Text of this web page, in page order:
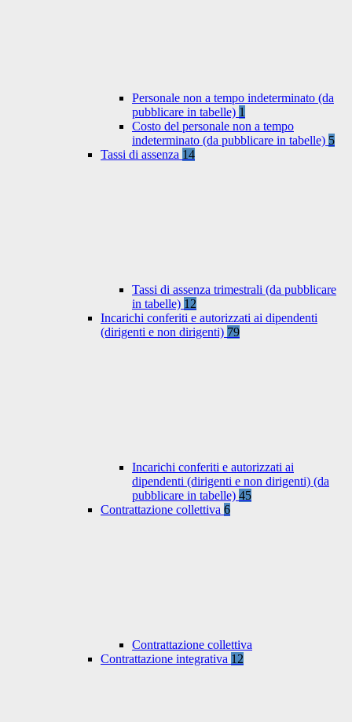
Personale non a tempo indeterminato (da
pubblicare in tabelle) 1
Costo del personale non a tempo
indeterminato (da pubblicare in tabelle) 5
Tassi di assenza 14
Tassi di assenza trimestrali (da pubblicare
in tabelle) 12
Incarichi conferiti e autorizzati ai dipendenti
(dirigenti e non dirigenti) 79
Incarichi conferiti e autorizzati ai
dipendenti (dirigenti e non dirigenti) (da
pubblicare in tabelle) 45
Contrattazione collettiva 6
Contrattazione collettiva
Contrattazione integrativa 12